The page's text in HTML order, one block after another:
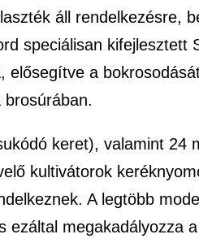
áll rendelkezésre,
speciálisan kifejlesztett
a
keret), valamint 24
kultivátorok
A legtöbb
megakadályozza